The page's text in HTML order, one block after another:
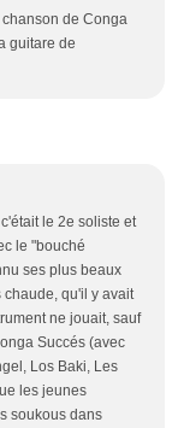
de Conga
guitare de
le 2e soliste et
le "bouché
ses plus beaux
chaude, qu'il y avait
ne jouait, sauf
Succés (avec
Los Baki, Les
les jeunes
soukous dans